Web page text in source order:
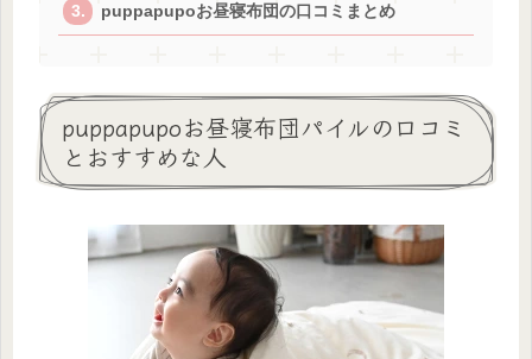
puppapupoお昼寝布団の口コミまとめ
puppapupoお昼寝布団パイルの口コミ
とおすすめな人